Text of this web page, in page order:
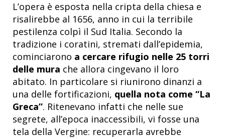
L’opera è esposta nella cripta della chiesa e
risalirebbe al 1656, anno in cui la terribile
pestilenza colpì il Sud Italia. Secondo la
tradizione i coratini, stremati dall’epidemia,
cominciarono a cercare rifugio nelle 25 torri
delle mura che allora cingevano il loro
abitato. In particolare si riunirono dinanzi a
una delle fortificazioni, quella nota come “La
Greca”. Ritenevano infatti che nelle sue
segrete, all’epoca inaccessibili, vi fosse una
tela della Vergine: recuperarla avrebbe